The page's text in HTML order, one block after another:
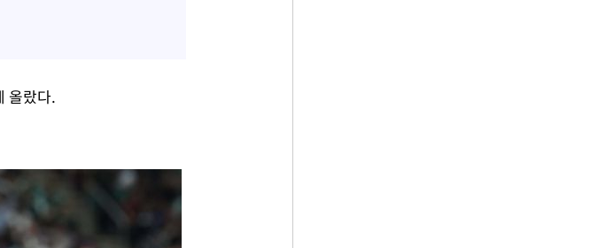
올랐다.